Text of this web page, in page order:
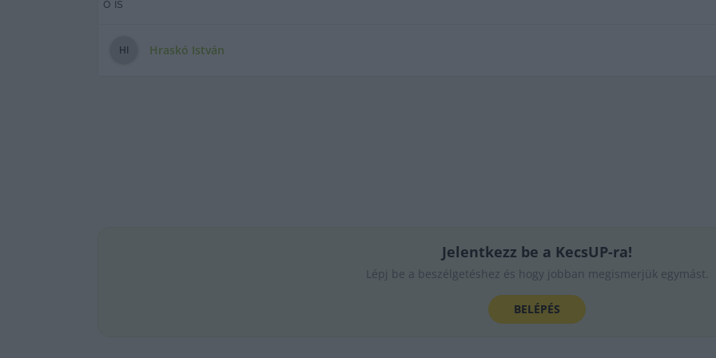
ő is
HI Hraskó István
Jelentkezz be a KecsUP-ra!
Lépj be a beszélgetéshez és hogy jobban megismerjük egymást.
BELÉPÉS